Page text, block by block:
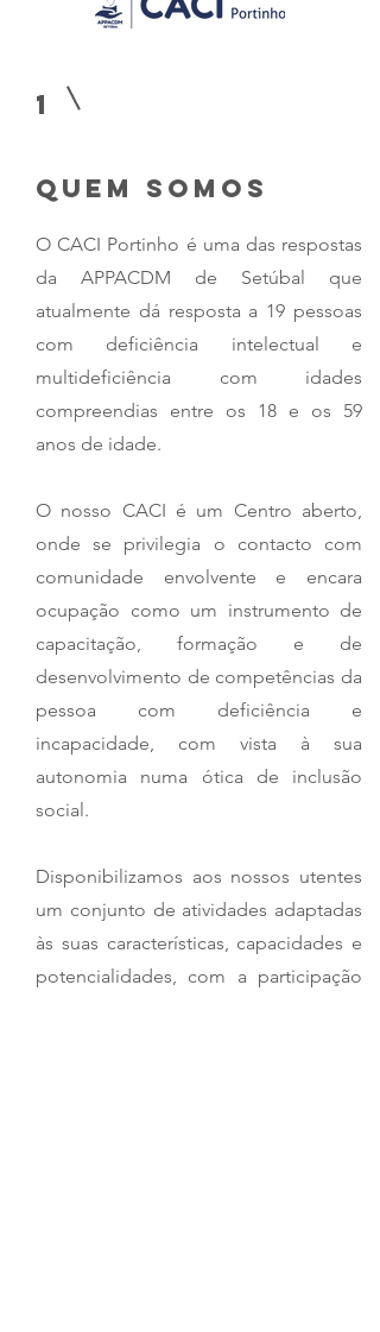
1
quem somos
O CACI Portinho é uma das respostas
da APPACDM de Setúbal que
atualmente dá resposta a 19 pessoas
com deficiência intelectual e
multideficiência com idades
compreendias entre os 18 e os 59
anos de idade.
O nosso CACI é um Centro aberto,
onde se privilegia o contacto com
comunidade envolvente e encara
ocupação como um instrumento de
capacitação, formação e de
desenvolvimento de competências da
pessoa com deficiência e
incapacidade, com vista à sua
autonomia numa ótica de inclusão
social.
Disponibilizamos aos nossos utentes
um conjunto de atividades adaptadas
às suas características, capacidades e
potencialidades, com a participação